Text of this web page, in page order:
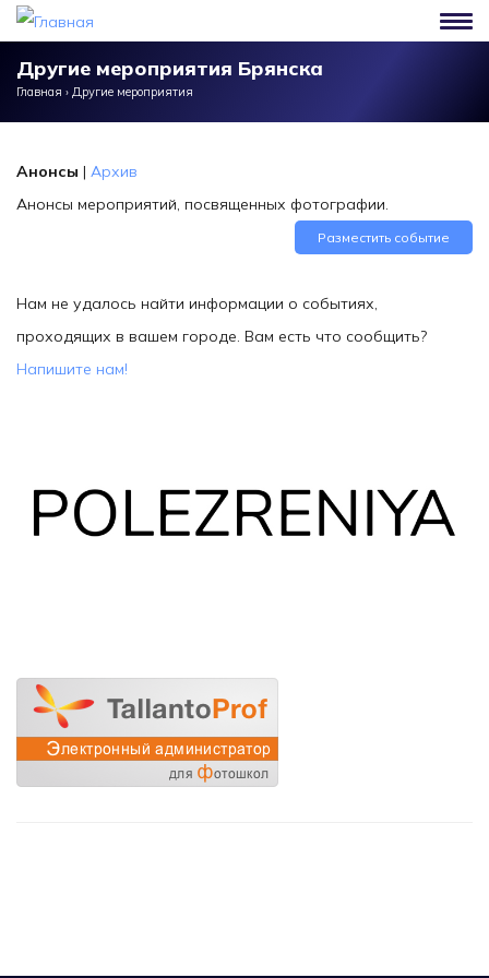
Перейти к основному содержанию
Другие мероприятия Брянска
Главная › Другие мероприятия
Анонсы | Архив
Анонсы мероприятий, посвященных фотографии.
Разместить событие
Нам не удалось найти информации о событиях,
проходящих в вашем городе. Вам есть что сообщить?
Напишите нам!